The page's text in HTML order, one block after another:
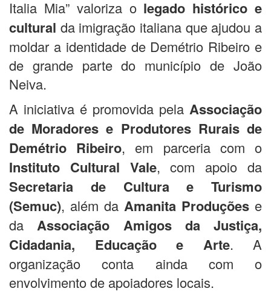
Italia Mia” valoriza o legado histórico e
cultural da imigração italiana que ajudou a
moldar a identidade de Demétrio Ribeiro e
de grande parte do município de João
Neiva.
A iniciativa é promovida pela Associação
de Moradores e Produtores Rurais de
Demétrio Ribeiro, em parceria com o
Instituto Cultural Vale, com apoio da
Secretaria de Cultura e Turismo
(Semuc), além da Amanita Produções e
da Associação Amigos da Justiça,
Cidadania, Educação e Arte. A
organização conta ainda com o
envolvimento de apoiadores locais.